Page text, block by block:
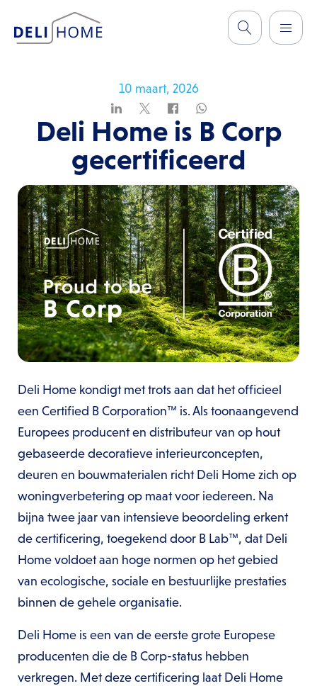
10 maart, 2026
Deli Home is B Corp
gecertificeerd
Deli Home kondigt met trots aan dat het officieel
een Certified B Corporation™ is. Als toonaangevend
Europees producent en distributeur van op hout
gebaseerde decoratieve interieurconcepten,
deuren en bouwmaterialen richt Deli Home zich op
woningverbetering op maat voor iedereen. Na
bijna twee jaar van intensieve beoordeling erkent
de certificering, toegekend door B Lab™, dat Deli
Home voldoet aan hoge normen op het gebied
van ecologische, sociale en bestuurlijke prestaties
binnen de gehele organisatie.
Deli Home is een van de eerste grote Europese
producenten die de B Corp-status hebben
verkregen. Met deze certificering laat Deli Home